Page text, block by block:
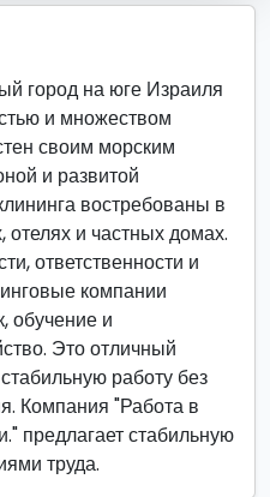
город на юге Израиля
и множеством
своим морским
и развитой
востребованы в
отелях и частных домах.
ответственности и
компании
обучение и
Это отличный
работу без
Компания "Работа в
предлагает стабильную
труда.